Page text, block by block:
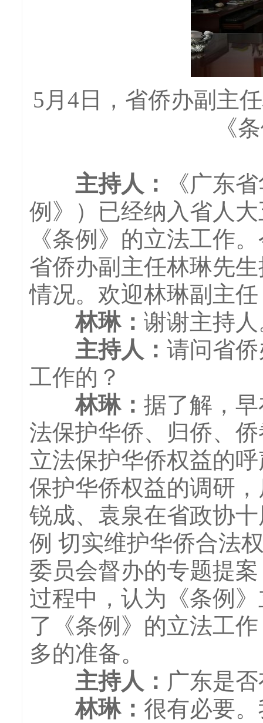
5月4日，省侨办副主
《
主持人：
《广东
例》）已经纳入省人
《条例》的立法工作
省侨办副主任林琳先
情况。欢迎林琳副主
林琳： 谢谢主持
主持人： 请问省
工作的？
林琳： 据了解，
法保护华侨、归侨、
立法保护华侨权益的
保护华侨权益的调研
锐成、袁泉在省政协
例 切实维护华侨合法
委员会督办的专题提
过程中，认为《条例
了《条例》的立法工
多的准备。
主持人 ： 广东是
林琳： 很有必要